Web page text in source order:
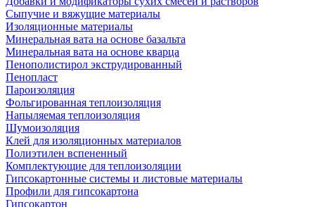
Сыпучие и вяжущие материалы
Изоляционные материалы
Минеральная вата на основе базальта
Минеральная вата на основе кварца
Пенополистирол экструдированный
Пенопласт
Пароизоляция
Фольгированная теплоизоляция
Напыляемая теплоизоляция
Шумоизоляция
Клей для изоляционных материалов
Полиэтилен вспененный
Комплектующие для теплоизоляции
Гипсокартонные системы и листовые материалы
Профили для гипсокартона
Гипсокартон